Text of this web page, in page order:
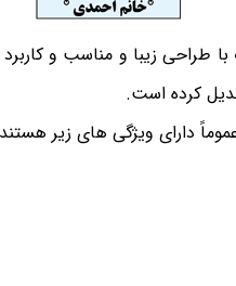
طراحی زیبا و مناسب و کاربرد
کرده است.
دارای ویژگی های زیر